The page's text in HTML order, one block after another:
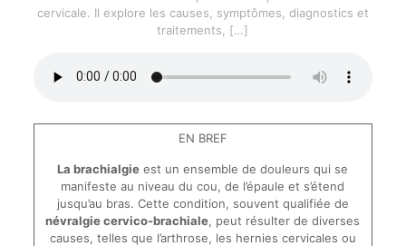
cervicale. Il explore les causes, symptômes, diagnostics et
traitements,
[…]
EN BREF
La brachialgie est un ensemble de douleurs qui se
manifeste au niveau du cou, de l’épaule et s’étend
jusqu’au bras. Cette condition, souvent qualifiée de
névralgie cervico-brachiale, peut résulter de diverses
causes, telles que l’arthrose, les hernies cervicales ou